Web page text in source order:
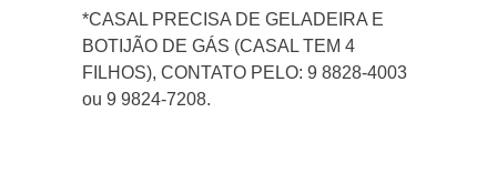
*CASAL PRECISA DE GELADEIRA E
BOTIJÃO DE GÁS (CASAL TEM 4
FILHOS), CONTATO PELO: 9 8828-4003
ou 9 9824-7208.